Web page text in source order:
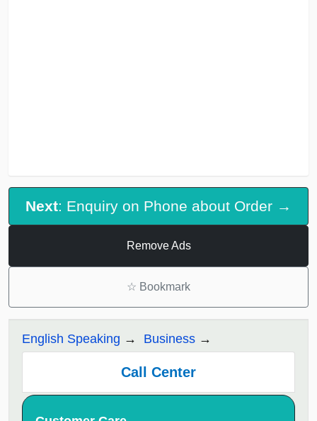
Next: Enquiry on Phone about Order →
Remove Ads
☆ Bookmark
English Speaking Business
Call Center